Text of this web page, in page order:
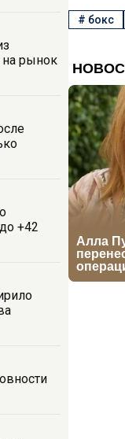
на рынок
+42
# бокс